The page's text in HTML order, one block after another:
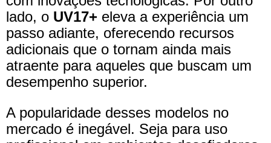
lado, o UV17+ eleva a experiência um
passo adiante, oferecendo recursos
adicionais que o tornam ainda mais
atraente para aqueles que buscam um
desempenho superior.
A popularidade desses modelos no
mercado é inegável. Seja para uso